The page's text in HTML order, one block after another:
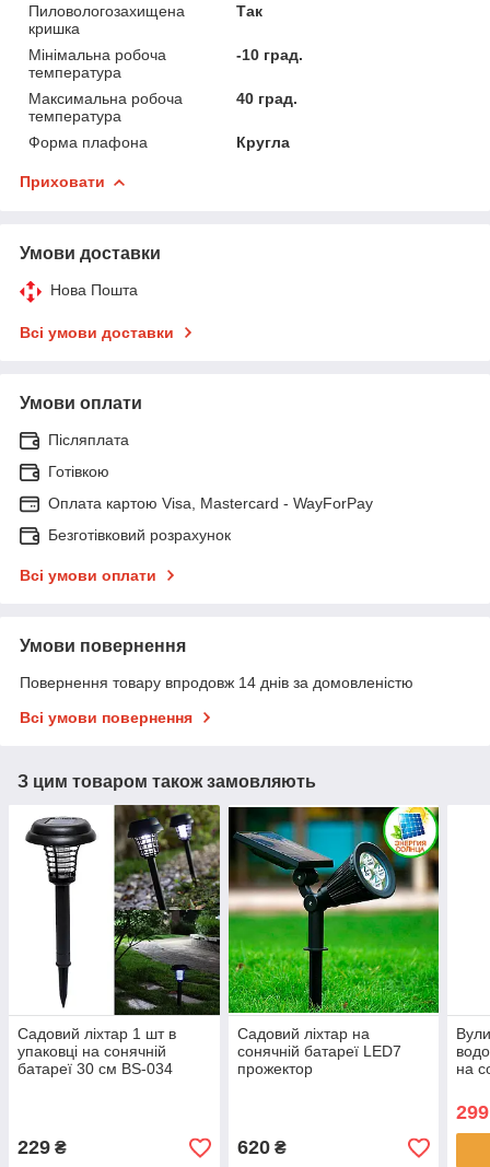
Пиловологозахищена
кришка
Так
Мінімальна робоча
температура
-10 град.
Максимальна робоча
температура
40 град.
Форма плафона Кругла
Приховати
Умови доставки
Нова Пошта
Всі умови доставки
Умови оплати
Післяплата
Готівкою
Оплата картою Visa, Mastercard - WayForPay
Безготівковий розрахунок
Всі умови оплати
Умови повернення
Повернення товару впродовж 14 днів за домовленістю
Всі умови повернення
З цим товаром також замовляють
Садовий ліхтар 1 шт в
упаковці на сонячній
батареї 30 см BS-034
229 ₴
Садовий ліхтар на
сонячній батареї LED7
прожектор
620₴
на
LED
299